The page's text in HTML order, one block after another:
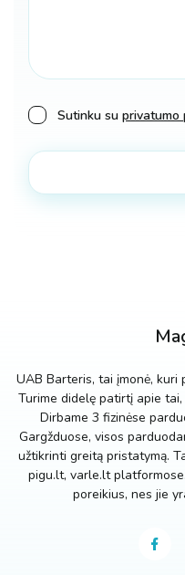
Sutinku su privatumo
UAB Barteris, tai įmonė, kuri
Turime didelę patirtį apie
Dirbame 3 fizinėse
Gargžduose, visos
užtikrinti greitą pristatymą.
pigu.lt, varle.lt
poreikius, nes jie